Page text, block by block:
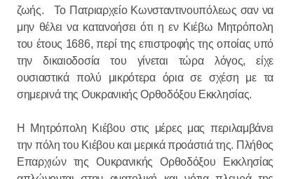
ζωής. Το Πατριαρχείο Κωνσταντινουπόλεως σαν να
μην θέλει να κατανοήσει ότι η εν Κιέβω Μητρόπολη
του έτους 1686, περί της επιστροφής της οποίας υπό
την δικαιοδοσία του γίνεται τώρα λόγος, είχε
ουσιαστικά πολύ μικρότερα όρια σε σχέση με τα
σημερινά της Ουκρανικής Ορθοδόξου Εκκλησίας.
Η Μητρόπολη Κιέβου στις μέρες μας περιλαμβάνει
την πόλη του Κιέβου και μερικά προάστιά της. Πλήθος
Επαρχιών της Ουκρανικής Ορθοδόξου Εκκλησίας